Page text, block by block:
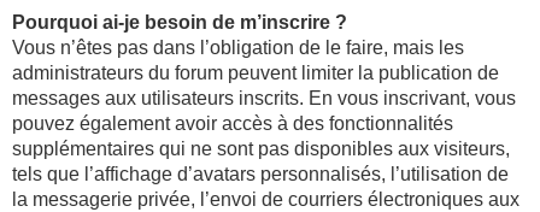
Pourquoi ai-je besoin de m’inscrire ?
Vous n’êtes pas dans l’obligation de le faire, mais les
administrateurs du forum peuvent limiter la publication de
messages aux utilisateurs inscrits. En vous inscrivant, vous
pouvez également avoir accès à des fonctionnalités
supplémentaires qui ne sont pas disponibles aux visiteurs,
tels que l’affichage d’avatars personnalisés, l’utilisation de
la messagerie privée, l’envoi de courriers électroniques aux